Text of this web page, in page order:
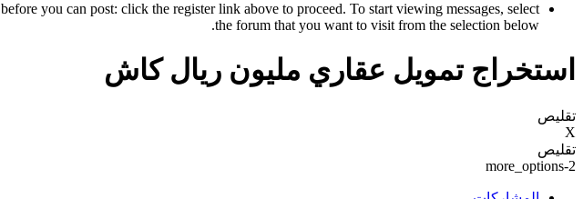
before you can post: click the register link above to proceed. To start viewing messages, select
the forum that you want to visit from the selection below.
استخراج تمويل عقاري مليون ريال كاش
تقليص
X
تقليص
more_options-2